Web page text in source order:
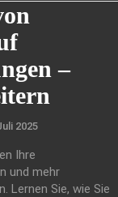
–
2025
Ihre
und mehr
Lernen Sie, wie Sie